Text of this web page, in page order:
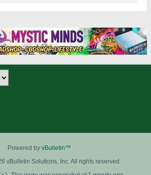
Powered by vBulletin™
vBulletin Solutions, Inc. All rights reserved.